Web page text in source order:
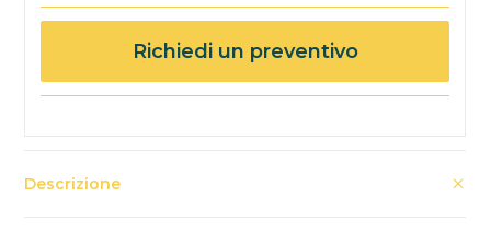
Richiedi un preventivo
Descrizione